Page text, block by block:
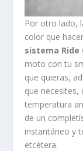
Por otro lado,
color que
sistema Ride
moto con tu
que quieras,
que necesites,
temperatura
de un
instantáneo y
etcétera.